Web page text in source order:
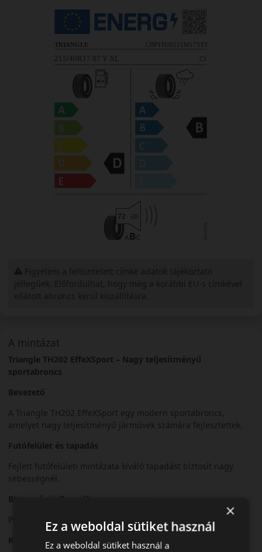
A mintázat
Triangle TH202 EffeXSport – Nagy teljesítményű
sportabroncs
Bevezető
A Triangle TH202 EffeXSport egy modern sportabroncs,
amelyet nagy teljesítményű járművek számára fejlesztettek.
Futófelület és tapadás
Fejlett futófelületi mintázata kiváló tapadást biztosít nagy
sebességnél.
Biztonsági jellemzők
Precíz irányíthatóság és stabil fékezési teljesítmény.
Komfort és zajszint
×
Ez a weboldal sütiket használ
Ez a weboldal sütiket használ a